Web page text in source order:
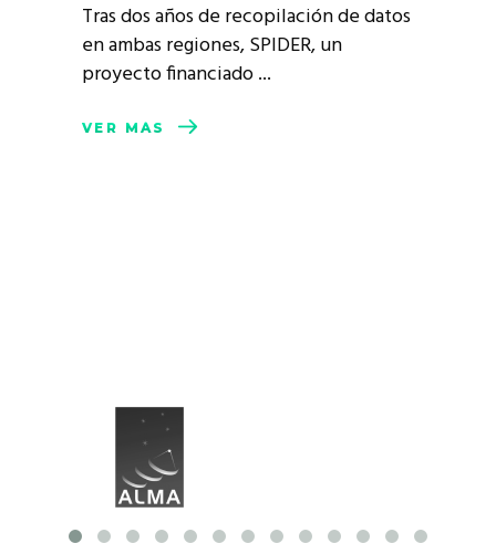
Tras dos años de recopilación de datos
en ambas regiones, SPIDER, un
proyecto financiado
VER MÁS